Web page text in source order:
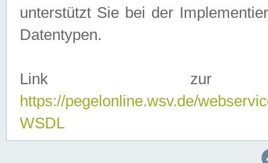
unterstützt Sie bei der
Datentypen.
Link zur
https://pegelonline.wsv.de/
WSDL